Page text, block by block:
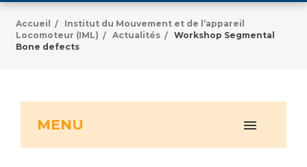
Informations pratiques
Tarifs
Vous accompagnez, vous rendez visite à un patient
Égalité professionnelle
Emplois paramédicaux
Emplois administratifs
Accueil /
Institut du Mouvement et de l’appareil
Locomoteur (IML) / Actualités /
Workshop Segmental
Bone defects
MENU